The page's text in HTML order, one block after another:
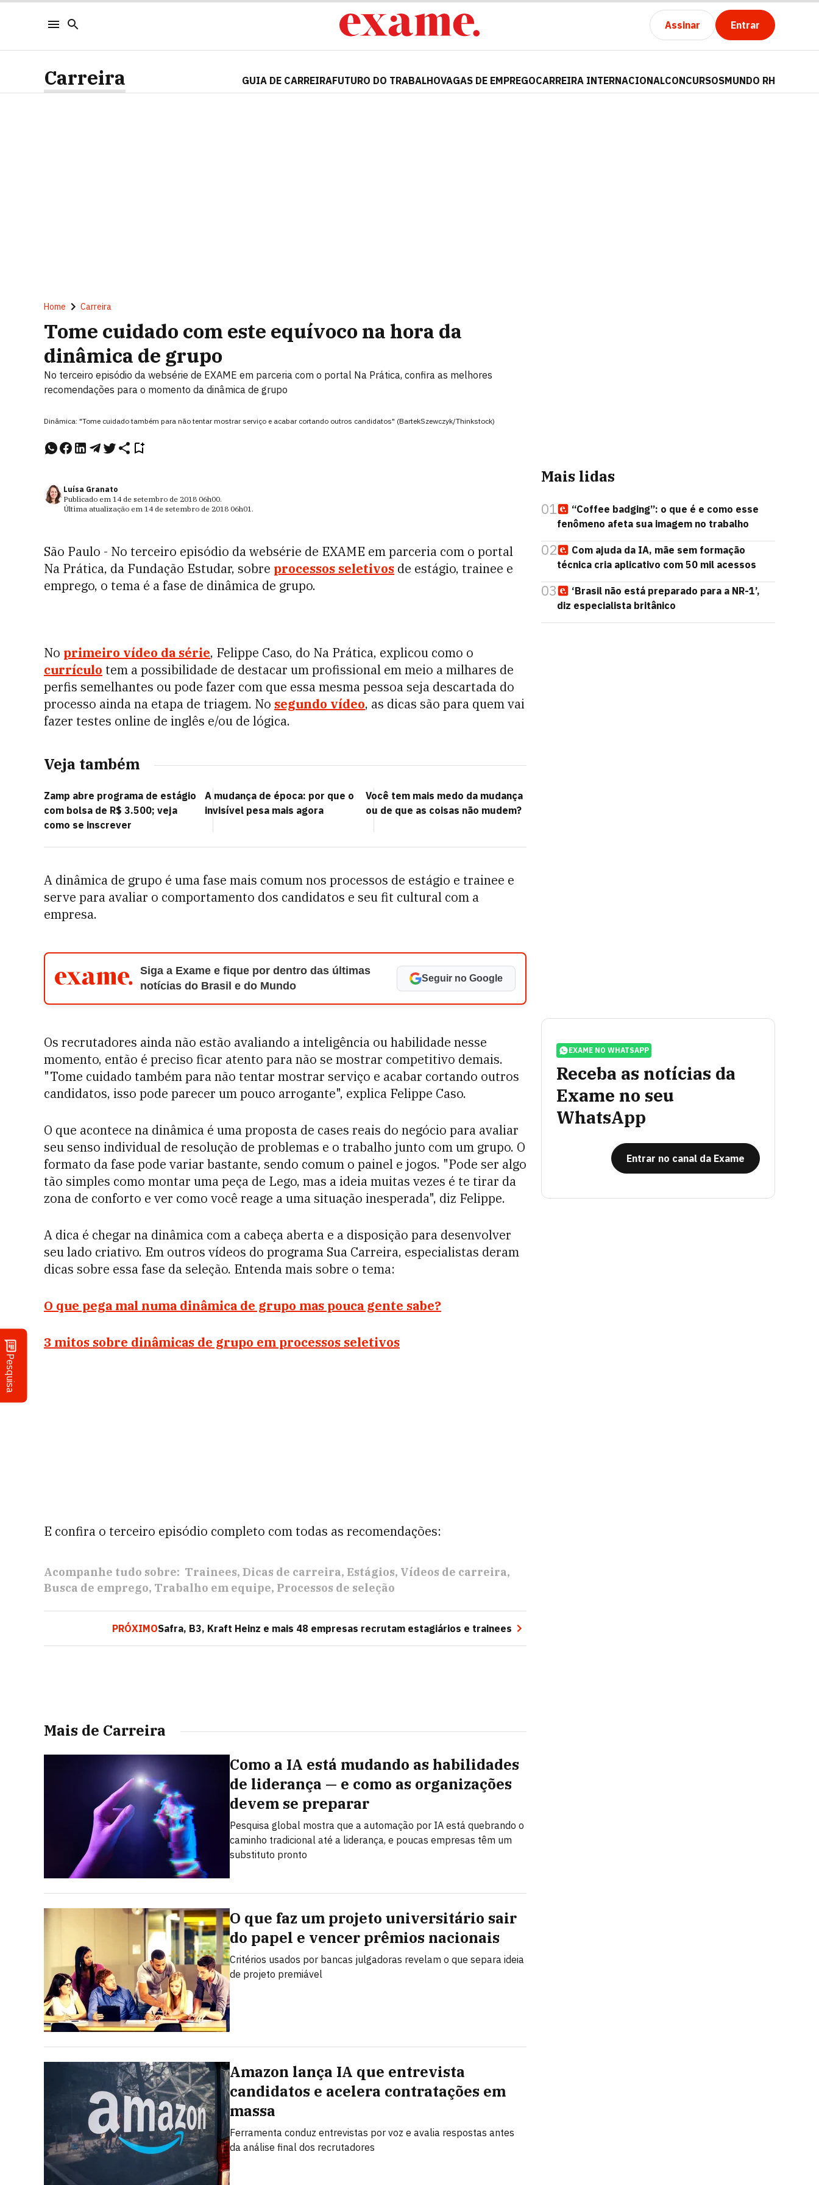
Assinar Entrar
Pesquisa
Carreira GUIA DE CARREIRAFUTURO DO TRABALHOVAGAS DE EMPREGOCARREIRA INTERNACIONALCONCURSOSMUNDO RH
Home Carreira
Tome cuidado com este equívoco na hora da
dinâmica de grupo
No terceiro episódio da websérie de EXAME em parceria com o portal Na Prática, confira as melhores
recomendações para o momento da dinâmica de grupo
Dinâmica: "Tome cuidado também para não tentar mostrar serviço e acabar cortando outros candidatos" (BartekSzewczyk/Thinkstock)
Luísa Granato
Publicado em 14 de setembro de 2018 06h00.
Última atualização em 14 de setembro de 2018 06h01.
São Paulo - No terceiro episódio da websérie de EXAME em parceria com o portal
Na Prática, da Fundação Estudar, sobre processos seletivos de estágio, trainee e
emprego, o tema é a fase de dinâmica de grupo.
No primeiro vídeo da série, Felippe Caso, do Na Prática, explicou como o
currículo tem a possibilidade de destacar um profissional em meio a milhares de
perfis semelhantes ou pode fazer com que essa mesma pessoa seja descartada do
processo ainda na etapa de triagem. No segundo vídeo, as dicas são para quem vai
fazer testes online de inglês e/ou de lógica.
Veja também
Zamp abre programa de estágio
com bolsa de R$ 3.500; veja
como se inscrever
A mudança de época: por que o
invisível pesa mais agora
Você tem mais medo da mudança
ou de que as coisas não mudem?
A dinâmica de grupo é uma fase mais comum nos processos de estágio e trainee e
serve para avaliar o comportamento dos candidatos e seu fit cultural com a
empresa.
Siga a Exame e fique por dentro das últimas
notícias do Brasil e do Mundo
Seguir no Google
Os recrutadores ainda não estão avaliando a inteligência ou habilidade nesse
momento, então é preciso ficar atento para não se mostrar competitivo demais.
"Tome cuidado também para não tentar mostrar serviço e acabar cortando outros
candidatos, isso pode parecer um pouco arrogante", explica Felippe Caso.
O que acontece na dinâmica é uma proposta de cases reais do negócio para avaliar
seu senso individual de resolução de problemas e o trabalho junto com um grupo. O
formato da fase pode variar bastante, sendo comum o painel e jogos. "Pode ser algo
tão simples como montar uma peça de Lego, mas a ideia muitas vezes é te tirar da
zona de conforto e ver como você reage a uma situação inesperada", diz Felippe.
A dica é chegar na dinâmica com a cabeça aberta e a disposição para desenvolver
seu lado criativo. Em outros vídeos do programa Sua Carreira, especialistas deram
dicas sobre essa fase da seleção. Entenda mais sobre o tema:
O que pega mal numa dinâmica de grupo mas pouca gente sabe?
3 mitos sobre dinâmicas de grupo em processos seletivos
E confira o terceiro episódio completo com todas as recomendações:
Acompanhe tudo sobre: Trainees Dicas de carreira Estágios Vídeos de carreira
Busca de emprego Trabalho em equipe Processos de seleção
PRÓXIMOSafra, B3, Kraft Heinz e mais 48 empresas recrutam estagiários e trainees
Mais de Carreira
Como a IA está mudando as habilidades
de liderança — e como as organizações
devem se preparar
Pesquisa global mostra que a automação por IA está quebrando o
caminho tradicional até a liderança, e poucas empresas têm um
substituto pronto
O que faz um projeto universitário sair
do papel e vencer prêmios nacionais
Critérios usados por bancas julgadoras revelam o que separa ideia
de projeto premiável
Amazon lança IA que entrevista
candidatos e acelera contratações em
massa
Ferramenta conduz entrevistas por voz e avalia respostas antes
da análise final dos recrutadores
Mais lidas
01
“Coffee badging”: o que é e como esse
fenômeno afeta sua imagem no trabalho
02
Com ajuda da IA, mãe sem formação
técnica cria aplicativo com 50 mil acessos
03
‘Brasil não está preparado para a NR-1’,
diz especialista britânico
EXAME NO WHATSAPP
Receba as notícias da
Exame no seu
WhatsApp
Entrar no canal da Exame